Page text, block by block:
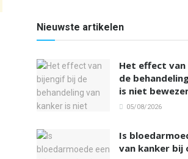
Nieuwste artikelen
Het effect
de
is niet
05/08/2026
Is
van kanker bij